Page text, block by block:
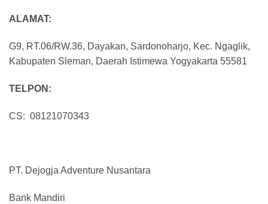
ALAMAT:
G9, RT.06/RW.36, Dayakan, Sardonoharjo, Kec. Ngaglik,
Kabupaten Sleman, Daerah Istimewa Yogyakarta 55581
TELPON:
CS: 08121070343
PT. Dejogja Adventure Nusantara
Bank Mandiri